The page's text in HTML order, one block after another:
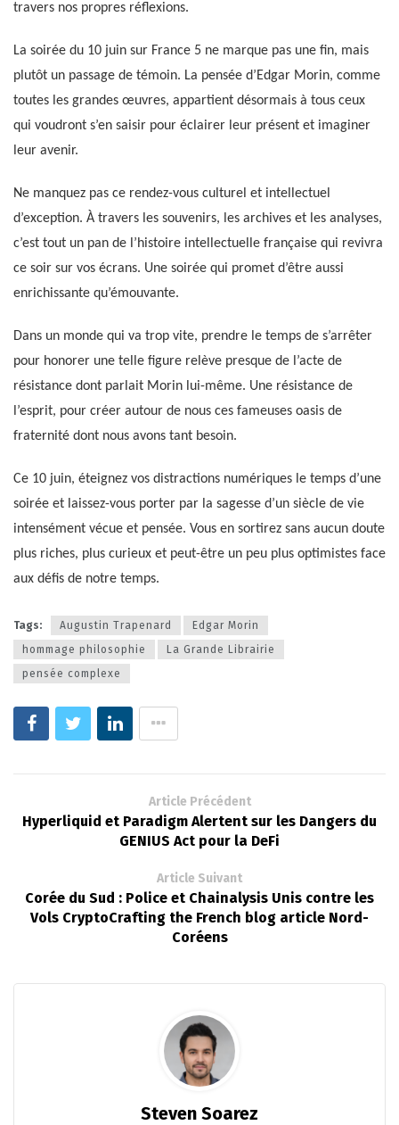
travers nos propres réflexions.
La soirée du 10 juin sur France 5 ne marque pas une fin, mais
plutôt un passage de témoin. La pensée d’Edgar Morin, comme
toutes les grandes œuvres, appartient désormais à tous ceux
qui voudront s’en saisir pour éclairer leur présent et imaginer
leur avenir.
Ne manquez pas ce rendez-vous culturel et intellectuel
d’exception. À travers les souvenirs, les archives et les analyses,
c’est tout un pan de l’histoire intellectuelle française qui revivra
ce soir sur vos écrans. Une soirée qui promet d’être aussi
enrichissante qu’émouvante.
Dans un monde qui va trop vite, prendre le temps de s’arrêter
pour honorer une telle figure relève presque de l’acte de
résistance dont parlait Morin lui-même. Une résistance de
l’esprit, pour créer autour de nous ces fameuses oasis de
fraternité dont nous avons tant besoin.
Ce 10 juin, éteignez vos distractions numériques le temps d’une
soirée et laissez-vous porter par la sagesse d’un siècle de vie
intensément vécue et pensée. Vous en sortirez sans aucun doute
plus riches, plus curieux et peut-être un peu plus optimistes face
aux défis de notre temps.
Tags: Augustin Trapenard
Edgar Morin
hommage philosophie
La Grande Librairie
pensée complexe
Article Précédent
Hyperliquid et Paradigm Alertent sur les Dangers du
GENIUS Act pour la DeFi
Article Suivant
Corée du Sud : Police et Chainalysis Unis contre les
Vols CryptoCrafting the French blog article Nord-
Coréens
Steven Soarez